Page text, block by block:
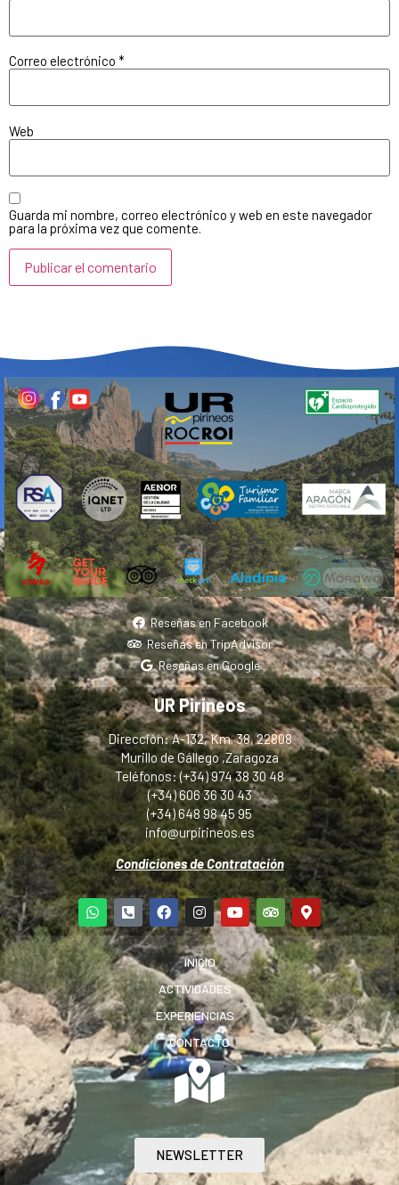
Correo electrónico *
Web
Guarda mi nombre, correo electrónico y web en este navegador
para la próxima vez que comente.
Reseñas en Facebook
Reseñas en TripAdvisor
Reseñas en Google
UR Pirineos
Dirección: A-132, Km. 38, 22808
Murillo de Gállego ,Zaragoza
Teléfonos: (+34) 974 38 30 48
(+34) 606 36 30 43
(+34) 648 98 45 95
info@urpirineos.es
Condiciones de Contratación
INICIO
ACTIVIDADES
EXPERIENCIAS
CONTACTO
NEWSLETTER